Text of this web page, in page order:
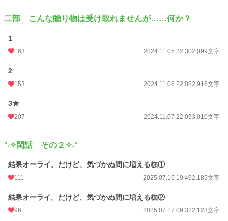
二部 こんな贈り物は受け取れませんが……何か？
1
163 2024.11.05 22:302,099文字
2
153 2024.11.06 22:082,916文字
3★
207 2024.11.07 22:093,010文字
°˖✧閑話 その２✧˖°
結果オーライ。だけど、気づかぬ間に増える枷①
111 2025.07.16 19:492,185文字
結果オーライ。だけど、気づかぬ間に増える枷②
96 2025.07.17 09:322,123文字